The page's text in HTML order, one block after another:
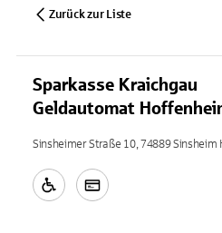
Zurück zur Liste
Sparkasse Kraichgau
Geldautomat
Sinsheimer Straße 10, 74889 Sinsheim